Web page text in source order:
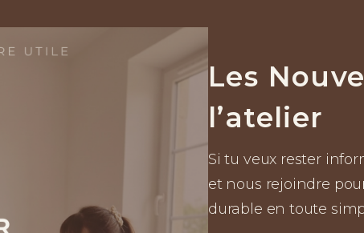
Les
l’atelier
Si tu veux rester
et nous rejoindre
durable en toute